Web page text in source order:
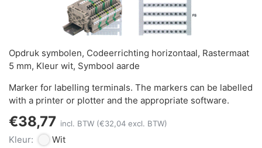
Opdruk symbolen, Codeerrichting horizontaal, Rastermaat
5 mm, Kleur wit, Symbool aarde
Marker for labelling terminals. The markers can be labelled
with a printer or plotter and the appropriate software.
€38,77 incl. BTW (€32,04 excl. BTW)
Kleur: Wit